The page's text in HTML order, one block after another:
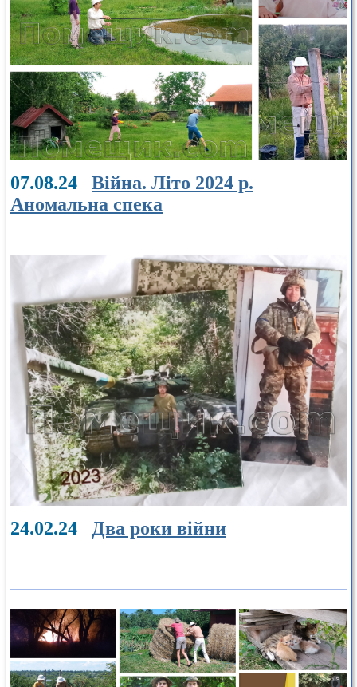
07.08.24 Війна. Літо 2024 р.
Аномальна спека
24.02.24 Два роки війни